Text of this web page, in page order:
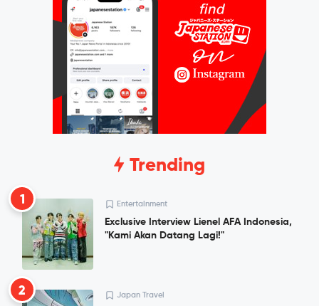
Trending
1 Entertainment
Exclusive Interview Lienel AFA Indonesia,
"Kami Akan Datang Lagi!"
2 Japan Travel